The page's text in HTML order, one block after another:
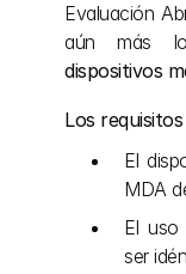
Evaluación
aún más
dispositivos
Los
El
MDA
El uso
ser